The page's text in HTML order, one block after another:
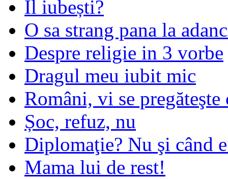
Îl iubești?
O sa strang pana la
Despre religie in 3 vorbe
Dragul meu iubit mic
Români, vi se pregăteşte
Șoc, refuz, nu
Diplomaţie? Nu şi când
Mama lui de rest!